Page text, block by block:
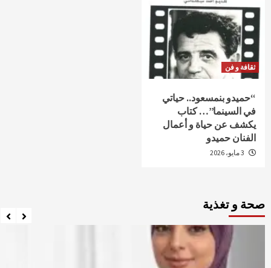
ثقافة و فن
“حميدو بنمسعود.. حياتي
في السينما”… كتاب
يكشف عن حياة و أعمال
الفنان حميدو
صحة و تغذية